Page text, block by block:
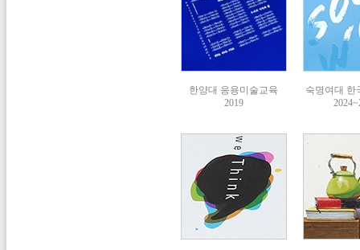
한양대 응용미술교육
2019
숙명여대 한